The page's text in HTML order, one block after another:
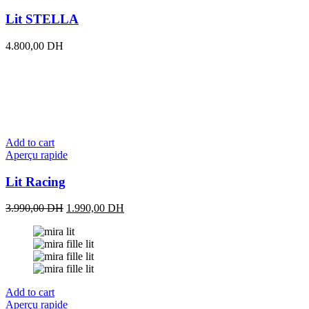
Lit STELLA
4.800,00 DH
Add to cart
Aperçu rapide
Lit Racing
3.990,00DH Original
was:
3.990,00 DH.
1.990,00 DH
Add to cart
Aperçu rapide